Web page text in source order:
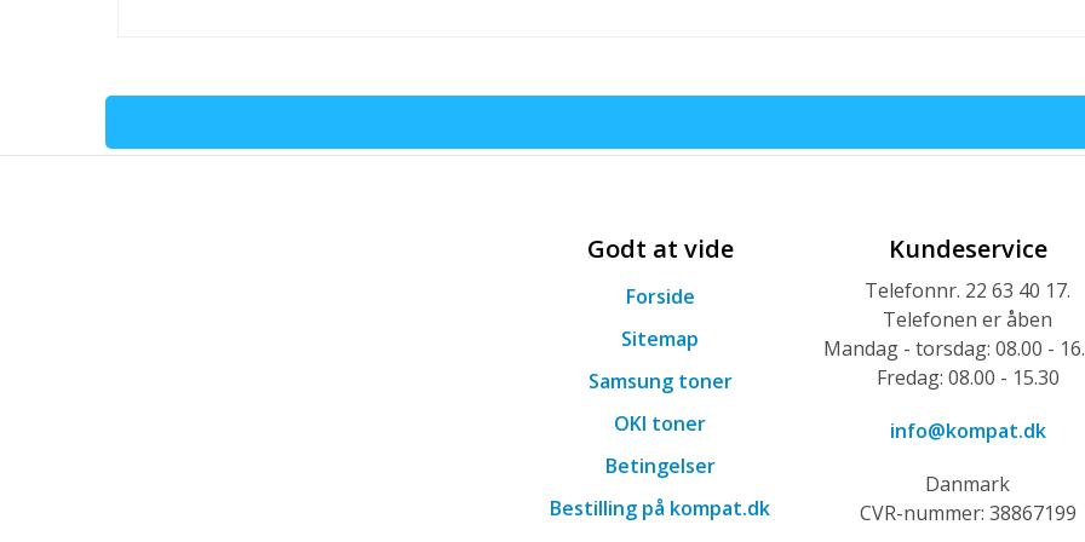
Godt at vide
Forside
Sitemap
Samsung toner
OKI toner
Betingelser
Bestilling på kompat.dk
Kundeservice
Telefonnr. 22 63 40 17.
Telefonen er åben
Mandag - torsdag: 08.00 -
Fredag: 08.00 - 15.30
info@kompat.dk
Danmark
CVR-nummer: 38867199